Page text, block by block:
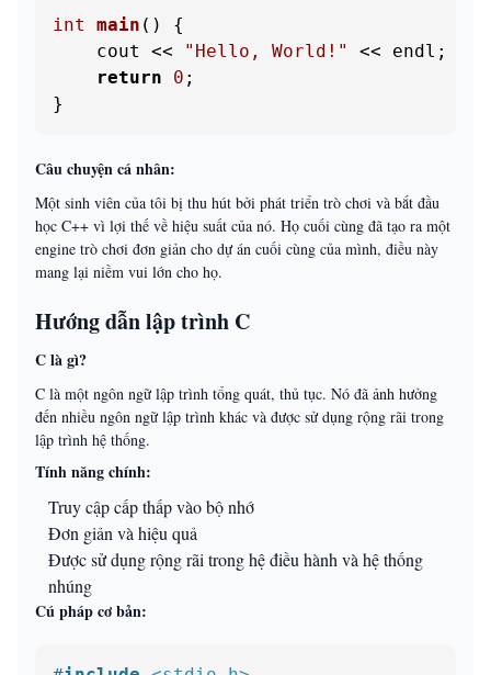
int main ()
{
    cout <<
"Hello, World!"
<< endl;
return
0 ;
}
Câu chuyện cá nhân:
Một sinh viên của tôi bị thu hút bởi phát triển trò chơi và bắt đầu
học C++ vì lợi thế về hiệu suất của nó. Họ cuối cùng đã tạo ra một
engine trò chơi đơn giản cho dự án cuối cùng của mình, điều này
mang lại niềm vui lớn cho họ.
Hướng dẫn lập trình C
C là gì?
C là một ngôn ngữ lập trình tổng quát, thủ tục. Nó đã ảnh hưởng
đến nhiều ngôn ngữ lập trình khác và được sử dụng rộng rãi trong
lập trình hệ thống.
Tính năng chính:
Truy cập cấp thấp vào bộ nhớ
Đơn giản và hiệu quả
Được sử dụng rộng rãi trong hệ điều hành và hệ thống
nhúng
Cú pháp cơ bản: